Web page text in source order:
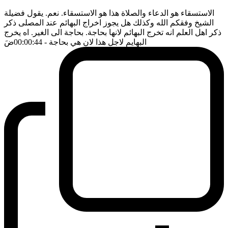
الاستسقاء هو الدعاء والصلاة هذا هو الاستسقاء. نعم. يقول فضيلة
الشيخ وفقكم الله وكذلك هل يجوز اخراج البهائم عند المصلى ذكر
ذكر اهل العلم انه تخرج البهائم لانها بحاجة. بحاجة الى الغير. اه يخرج
البهايم لاجل هذا لان هي بحاجة - 00:00:44 ضَ